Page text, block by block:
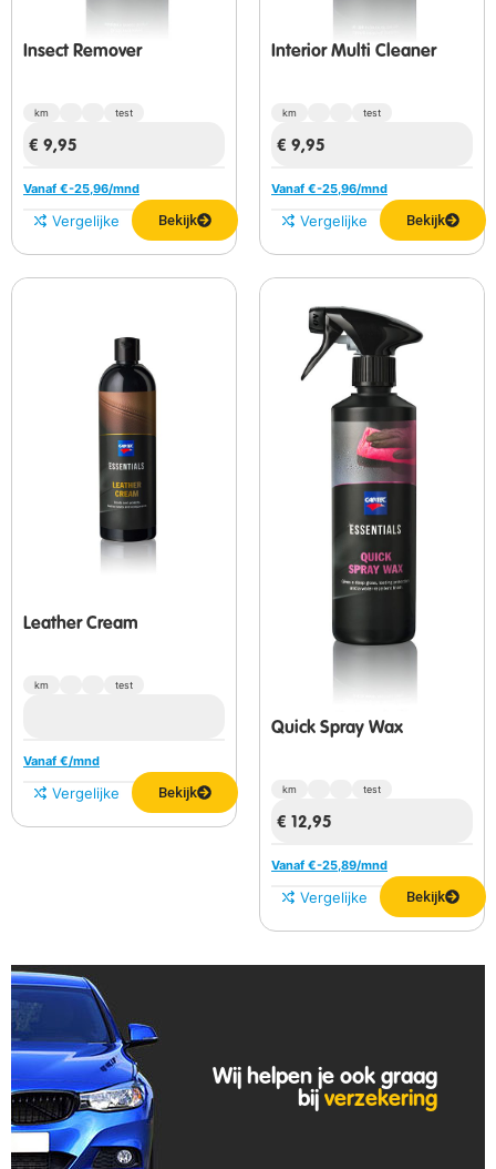
Insect Remover
km test
€ 9,95
Vanaf €-25,96/mnd
Vergelijken Bekijk
Interior Multi Cleaner
km test
€ 9,95
Vanaf €-25,96/mnd
Vergelijken Bekijk
Leather Cream
km test
Vanaf €/mnd
Vergelijken Bekijk
Quick Spray Wax
km test
€ 12,95
Vanaf €-25,89/mnd
Vergelijken Bekijk
Wij helpen je ook graag
bij verzekering